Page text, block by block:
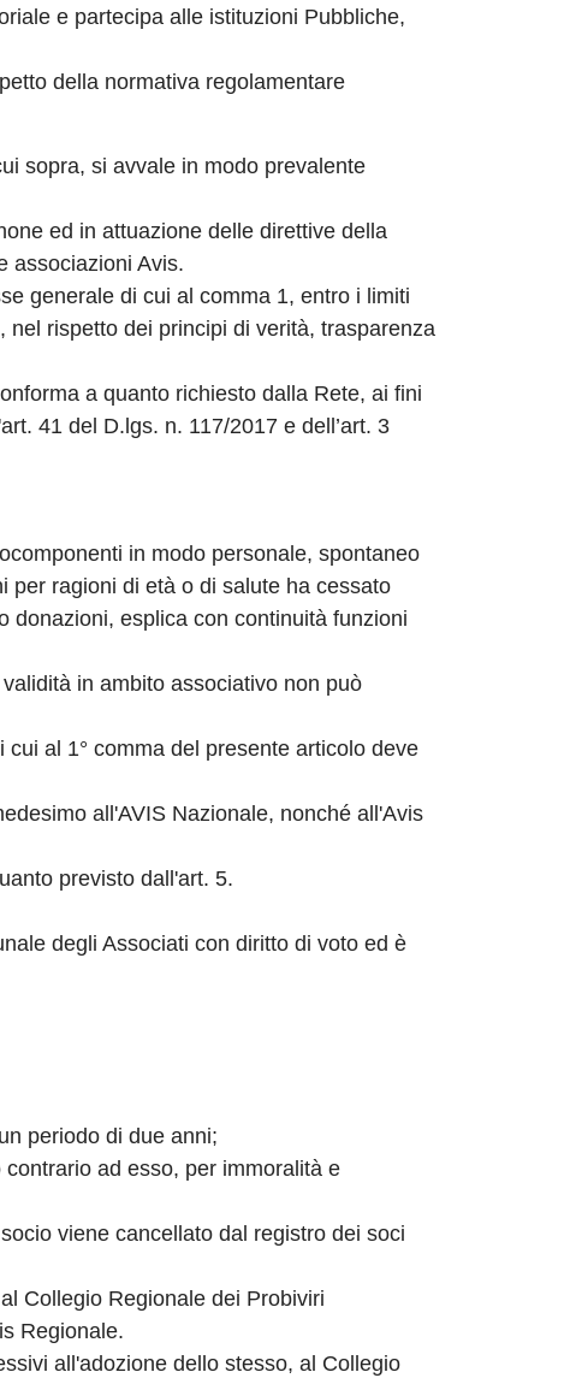
e partecipa alle istituzioni Pubbliche,
della normativa regolamentare
sopra, si avvale in modo prevalente
ed in attuazione delle direttive della
associazioni Avis.
generale di cui al comma 1, entro i limiti
rispetto dei principi di verità, trasparenza
a quanto richiesto dalla Rete, ai fini
41 del D.lgs. n. 117/2017 e dell’art. 3
in modo personale, spontaneo
per ragioni di età o di salute ha cessato
donazioni, esplica con continuità funzioni
in ambito associativo non può
al 1° comma del presente articolo deve
all'AVIS Nazionale, nonché all'Avis
previsto dall'art. 5.
degli Associati con diritto di voto ed è
periodo di due anni;
ad esso, per immoralità e
viene cancellato dal registro dei soci
Collegio Regionale dei Probiviri
Regionale.
all'adozione dello stesso, al Collegio